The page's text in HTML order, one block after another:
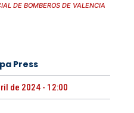
DE BOMBEROS DE VALENCIA
Press
de 2024 - 12:00